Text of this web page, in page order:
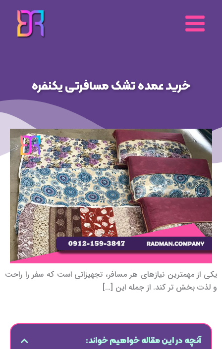
محتوا
خرید عمده تشک مسافرتی یکنفره
یکی از مهمترین نیازهای هر مسافر، تجهیزاتی است که سفر را راحت
و لذت بخش تر کند. از جمله این […]
آنچه در این مقاله خواهیم خواند: